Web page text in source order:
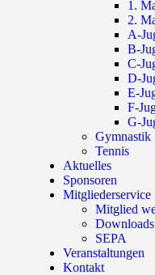
1.
2.
A-
B-
C-
D-
E-
F-
G-
Gymnastik
Tennis
Aktuelles
Sponsoren
Mitgliederservice
Mitglied
Downloads
SEPA
Veranstaltungen
Kontakt